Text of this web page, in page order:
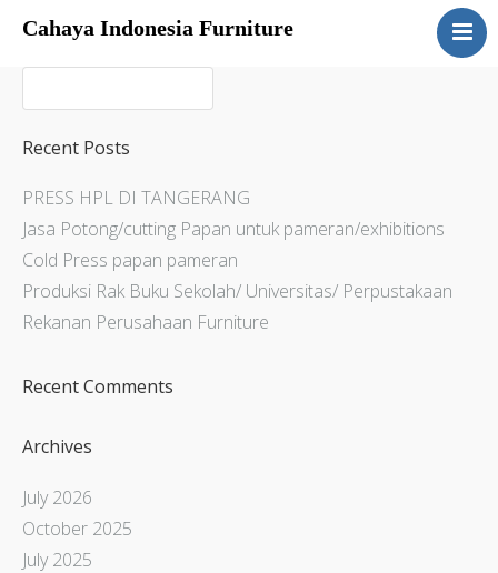
Cahaya Indonesia Furniture
Home
About
Products
Articles
Contact Us
Recent Posts
PRESS HPL DI TANGERANG
Jasa Potong/cutting Papan untuk pameran/exhibitions
Cold Press papan pameran
Produksi Rak Buku Sekolah/ Universitas/ Perpustakaan
Rekanan Perusahaan Furniture
Recent Comments
Archives
July 2026
October 2025
July 2025